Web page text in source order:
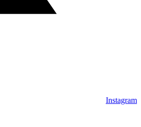
Instagram